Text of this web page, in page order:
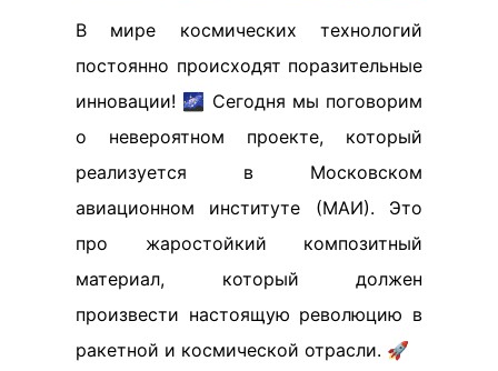
В мире космических технологий
постоянно происходят поразительные
инновации! 🌌 Сегодня мы поговорим
о невероятном проекте, который
реализуется в Московском
авиационном институте (МАИ). Это
про жаростойкий композитный
материал, который должен
произвести настоящую революцию в
ракетной и космической отрасли. 🚀